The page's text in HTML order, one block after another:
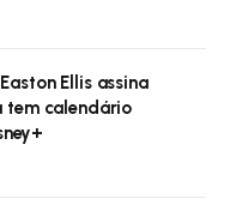
Ellis assina
tem calendário